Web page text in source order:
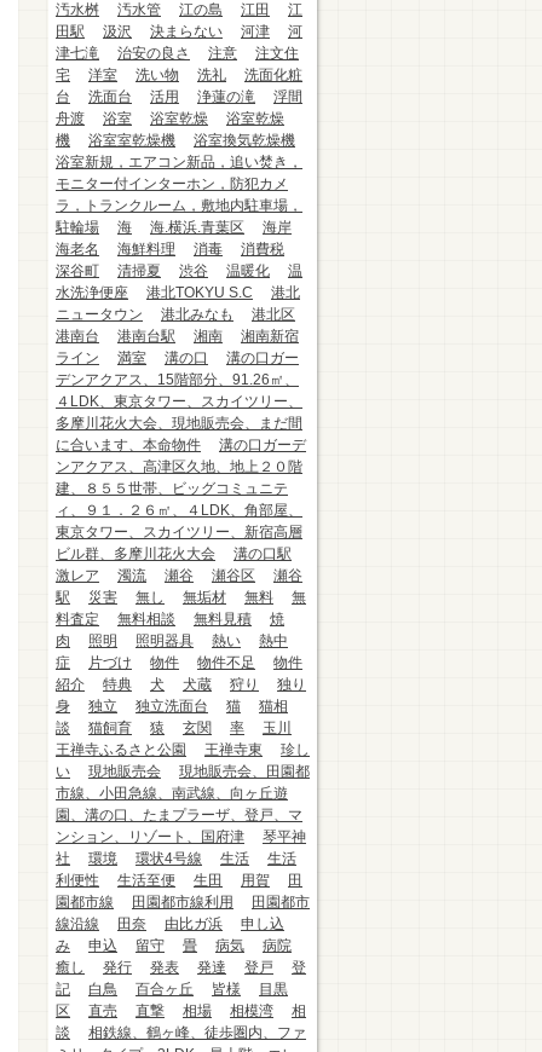
汚水桝
汚水管 江の島 江田
江
田駅
汲沢 決まらない 河津
河
津七滝
治安の良さ 注意
注文住
宅
洋室 洗い物 洗礼
洗面化粧
台
洗面台 活用 浄蓮の滝
浮間
舟渡
浴室 浴室乾燥
浴室乾燥
機
浴室室乾燥機
浴室換気乾燥機
浴室新規，エアコン新品，追い焚き，
モニター付インターホン，防犯カメ
ラ，トランクルーム，敷地内駐車場，
駐輪場
海 海.横浜.青葉区
海岸
海老名
海鮮料理 消毒
消費税
深谷町
清掃夏 渋谷 温暖化
温
水洗浄便座
港北TOKYU S.C
港北
ニュータウン
港北みなも
港北区
港南台
港南台駅 湘南
湘南新宿
ライン
満室 溝の口
溝の口ガー
デンアクアス、15階部分、91.26㎡、
４LDK、東京タワー、スカイツリー、
多摩川花火大会、現地販売会、まだ間
に合います、本命物件
溝の口ガーデ
ンアクアス、高津区久地、地上２０階
建、８５５世帯、ビッグコミュニテ
ィ、９１．２６㎡、４LDK、角部屋、
東京タワー、スカイツリー、新宿高層
ビル群、多摩川花火大会
溝の口駅
激レア
濁流 瀬谷 瀬谷区
瀬谷
駅
災害 無し 無垢材 無料
無
料査定
無料相談 無料見積
焼
肉
照明 照明器具 熱い
熱中
症
片づけ 物件 物件不足
物件
紹介
特典 犬 犬蔵 狩り
独り
身
独立 独立洗面台 猫
猫相
談
猫飼育 猿 玄関 率
玉川
王禅寺ふるさと公園
王禅寺東
珍し
い
現地販売会
現地販売会、田園都
市線、小田急線、南武線、向ヶ丘遊
園、溝の口、たまプラーザ、登戸、マ
ンション、リゾート、国府津
琴平神
社
環境 環状4号線 生活
生活
利便性
生活至便 生田 用賀
田
園都市線
田園都市線利用
田園都市
線沿線
田奈 由比ガ浜
申し込
み
申込 留守 畳 病気
病院
癒し
発行 発表 発達 登戸
登
記
白鳥 百合ヶ丘 皆様
目黒
区
直売 直撃 相場 相模湾
相
談
相鉄線、鶴ヶ峰、徒歩圏内、ファ